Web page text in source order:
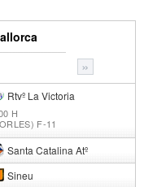
»
Rtvº La Victoria
H
F-11
Santa Catalina Atº
Sineu